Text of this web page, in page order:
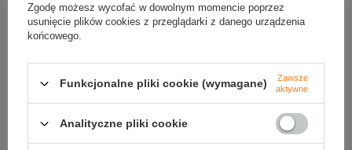
Zgodę możesz wycofać w dowolnym momencie poprzez
usunięcie plików cookies z przeglądarki z danego urządzenia
końcowego.
Funkcjonalne pliki cookie (wymagane)
Zawsze
aktywne
Analityczne pliki cookie